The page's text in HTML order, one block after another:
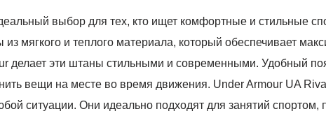
выбор для тех, кто ищет комфортные и стильные
мягкого и теплого материала, который обеспечивает
делает эти штаны стильными и современными. Удобный
вещи на месте во время движения. Under Armour UA
ситуации. Они идеально подходят для занятий